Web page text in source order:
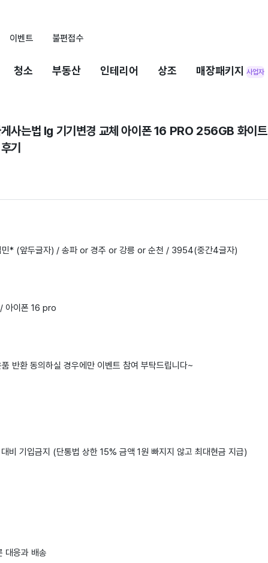
이벤트 불편접수
청소 부동산 인테리어 상조 매장패키지 사업자
게사는법 lg 기기변경 교체 아이폰 16 PRO 256GB 화이트
기
* (앞두글자) / 송파 or 경주 or 강릉 or 순천 / 3954(중간4글자)
아이폰 16 pro
반환 동의하실 경우에만 이벤트 참여 부탁드립니다~
비 기입금지 (단통법 상한 15% 금액 1원 빠지지 않고 최대현금 지급)
대응과 배송